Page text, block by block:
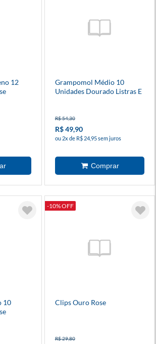
12
Grampomol Médio 10
Unidades Dourado Listras E
R$ 54,30
R$ 49,90
ou 2x de R$ 24,95 sem juros
10
-10% OFF
Clips Ouro Rose
R$ 29,80